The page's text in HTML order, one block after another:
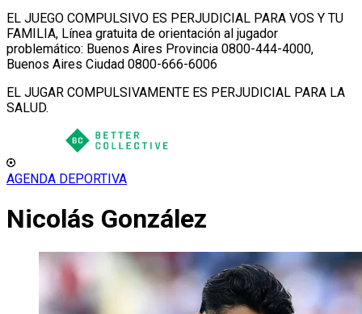
EL JUEGO COMPULSIVO ES PERJUDICIAL PARA VOS Y TU
FAMILIA, Línea gratuita de orientación al jugador
problemático: Buenos Aires Provincia 0800-444-4000,
Buenos Aires Ciudad 0800-666-6006
EL JUGAR COMPULSIVAMENTE ES PERJUDICIAL PARA LA
SALUD.
AGENDA DEPORTIVA
Nicolás González